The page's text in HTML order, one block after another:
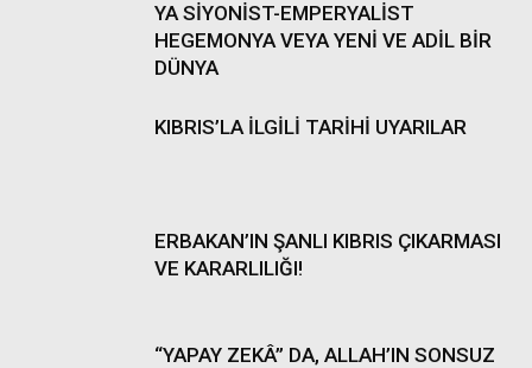
YA SİYONİST-EMPERYALİST
HEGEMONYA VEYA YENİ VE ADİL BİR
DÜNYA
KIBRIS’LA İLGİLİ TARİHİ UYARILAR
ERBAKAN’IN ŞANLI KIBRIS ÇIKARMASI
VE KARARLILIĞI!
“YAPAY ZEKÂ” DA, ALLAH’IN SONSUZ